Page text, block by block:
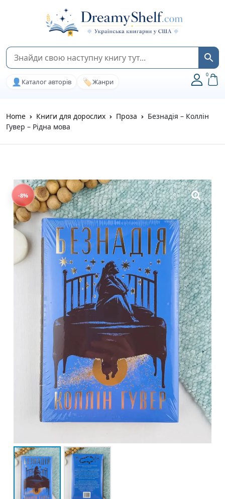
👤 Каталог авторів 🏷️Жанри
0
Home Книги для дорослих Проза
Безнадія – Коллін
Гувер – Рідна мова
-8%